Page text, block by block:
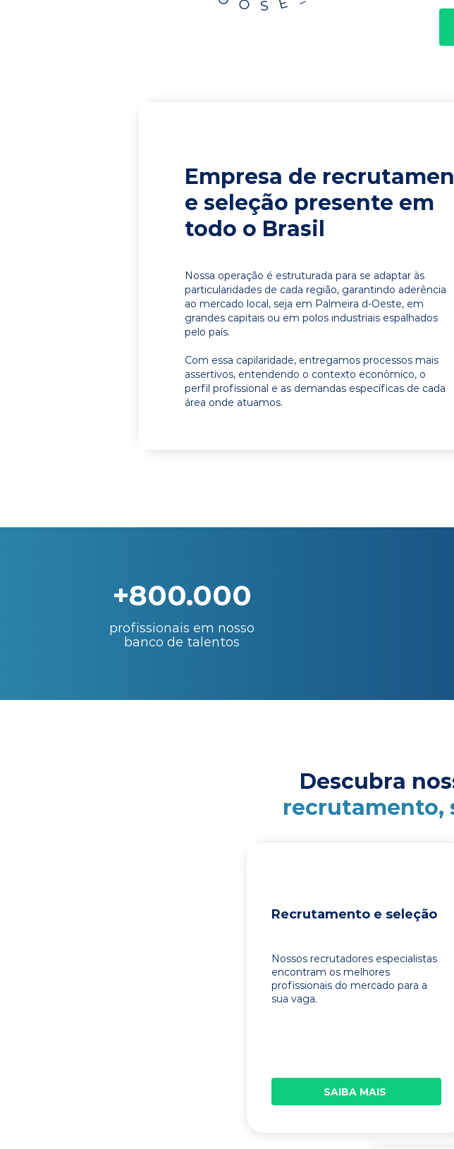
Empresa de
e seleção presente em
todo o Brasil
Nossa operação é estruturada para se adaptar às
particularidades de cada região, garantindo aderência
ao mercado local, seja em Palmeira d-Oeste, em
grandes capitais ou em polos industriais espalhados
pelo país.
Com essa capilaridade, entregamos processos mais
assertivos, entendendo o contexto econômico, o
perfil profissional e as demandas específicas de cada
área onde atuamos.
+800.000
profissionais em nosso
banco de talentos
Descubra
recrutamento,
Recrutamento e seleção
Nossos recrutadores especialistas
encontram os melhores
profissionais do mercado para a
sua vaga.
SAIBA MAIS